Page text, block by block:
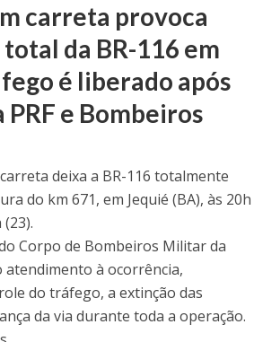
carreta provoca
da BR-116 em
é liberado após
PRF e Bombeiros
deixa a BR-116 totalmente
do km 671, em Jequié (BA), às 20h
Corpo de Bombeiros Militar da
atendimento à ocorrência,
do tráfego, a extinção das
da via durante toda a operação.